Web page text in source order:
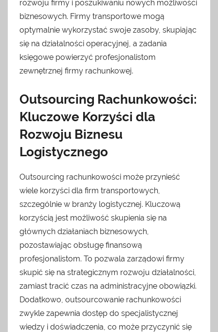
rozwoju firmy i poszukiwaniu nowych możliwości
biznesowych. Firmy transportowe mogą
optymalnie wykorzystać swoje zasoby, skupiając
się na działalności operacyjnej, a zadania
księgowe powierzyć profesjonalistom
zewnętrznej firmy rachunkowej.
Outsourcing Rachunkowości:
Kluczowe Korzyści dla
Rozwoju Biznesu
Logistycznego
Outsourcing rachunkowości może przynieść
wiele korzyści dla firm transportowych,
szczególnie w branży logistycznej. Kluczową
korzyścią jest możliwość skupienia się na
głównych działaniach biznesowych,
pozostawiając obsługę finansową
profesjonalistom. To pozwala zarządowi firmy
skupić się na strategicznym rozwoju działalności,
zamiast tracić czas na administracyjne obowiązki.
Dodatkowo, outsourcowanie rachunkowości
zwykle zapewnia dostęp do specjalistycznej
wiedzy i doświadczenia, co może przyczynić się